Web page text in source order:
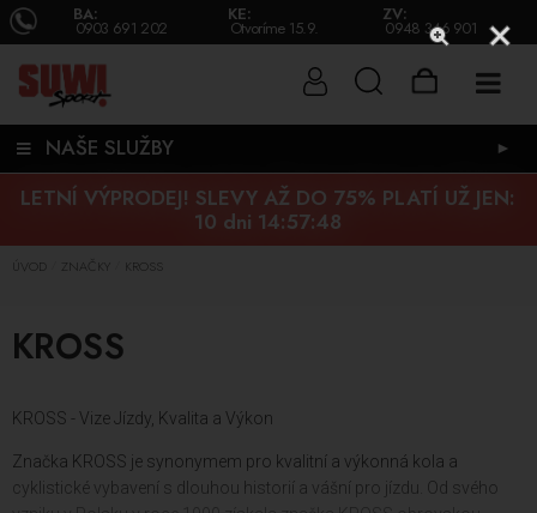
BA:
0903 691 202
KE:
Otvoríme 15.9.
ZV:
0948 346 901
NAŠE SLUŽBY ►
LETNÍ VÝPRODEJ! SLEVY AŽ DO 75% PLATÍ UŽ JEN:
10 dni 14:57:47
ÚVOD ZNAČKY KROSS
KROSS
KROSS - Vize Jízdy, Kvalita a Výkon
Značka KROSS je synonymem pro kvalitní a výkonná kola a
cyklistické vybavení s dlouhou historií a vášní pro jízdu. Od svého